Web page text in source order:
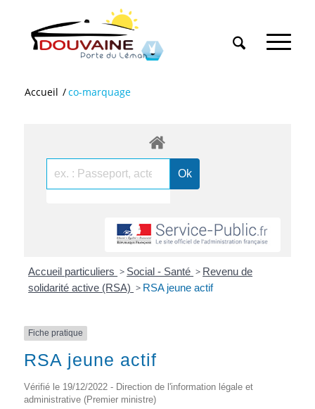
Accueil /co-marquage
Accueil particuliers > Social - Santé > Revenu de
solidarité active (RSA) > RSA jeune actif
Fiche pratique
RSA jeune actif
Vérifié le 19/12/2022 - Direction de l'information légale et
administrative (Premier ministre)